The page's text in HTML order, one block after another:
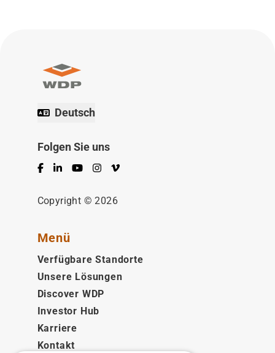
Deutsch
Folgen Sie uns
Facebook
LinkedInYouTubeInstagram
Vimeo
Copyright © 2026
Menü
Verfügbare Standorte
Unsere Lösungen
Discover WDP
Investor Hub
Karriere
Kontakt